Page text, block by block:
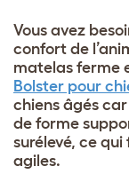
Vous avez
confort de
matelas ferme
Bolster pour
chiens âgés
de forme
surélevé, ce
agiles.